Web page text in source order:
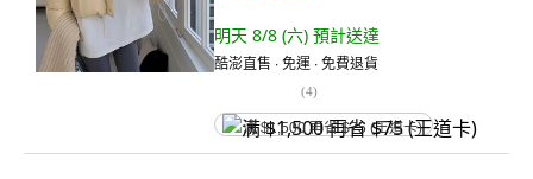
明天 8/8 (六) 預計送達
酷澎直售 ∙ 免運 ∙ 免費退貨
(4)
满 $1,500 再省 $75 (王道卡)